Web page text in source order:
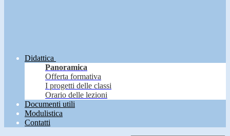
Didattica
Panoramica
Offerta formativa
I progetti delle classi
Orario delle lezioni
Documenti utili
Modulistica
Contatti